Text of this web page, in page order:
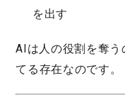
を出す
AIは人の役割を奪
てる存在なのです。